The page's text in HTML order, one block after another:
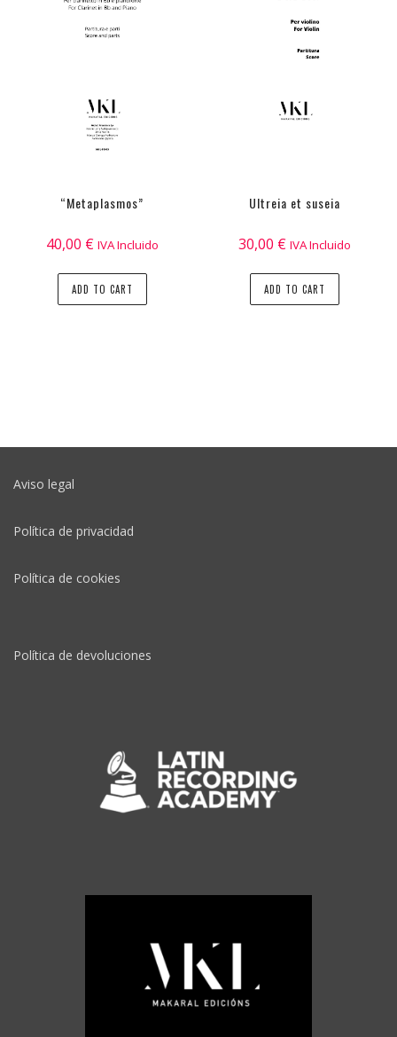
“Metaplasmos”
40,00 € IVA Incluido
ADD TO CART
Ultreia et suseia
30,00 € IVA Incluido
ADD TO CART
Aviso legal
Política de privacidad
Política de cookies
Política de devoluciones